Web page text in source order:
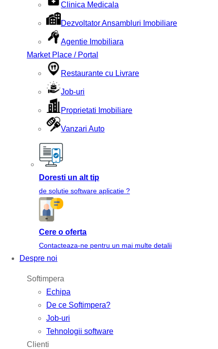
Clinica Medicala
Dezvoltator Ansambluri Imobiliare
Agentie Imobiliara
Market Place / Portal
Restaurante cu Livrare
Job-uri
Proprietati Imobiliare
Vanzari Auto
Doresti un alt tip
de solutie software aplicatie ?
Cere o oferta
Contacteaza-ne pentru un mai multe detalii
Despre noi
Softimpera
Echipa
De ce Softimpera?
Job-uri
Tehnologii software
Clienti